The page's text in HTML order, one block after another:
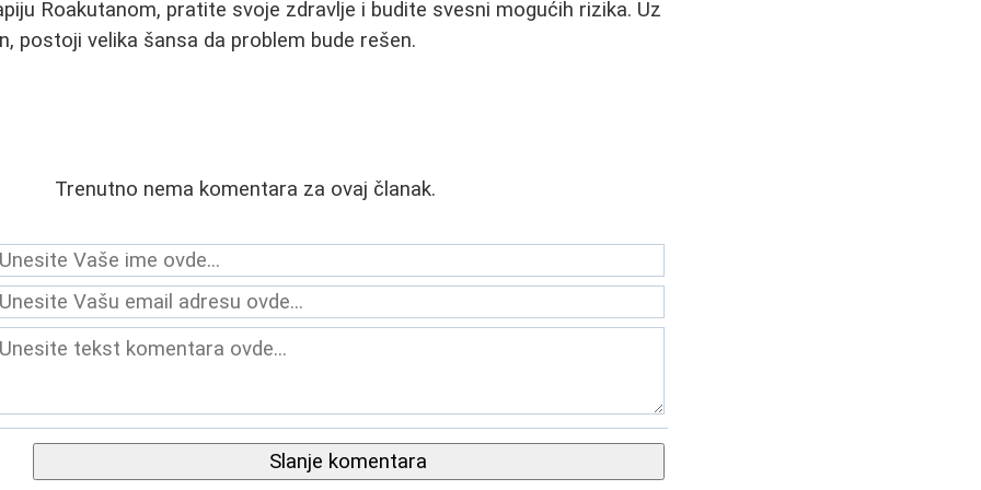
Roakutanom, pratite svoje zdravlje i budite svesni mogućih rizika. Uz
postoji velika šansa da problem bude rešen.
Trenutno nema komentara za ovaj članak.
Slanje komentara